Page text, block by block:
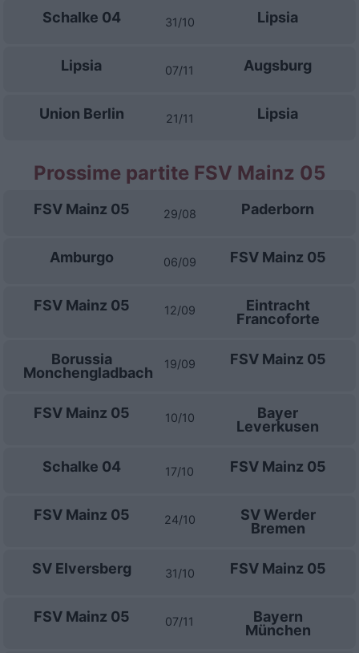
Schalke 04 31/10 Lipsia
Lipsia 07/11 Augsburg
Union Berlin 21/11 Lipsia
Prossime partite FSV Mainz 05
FSV Mainz 05 29/08 Paderborn
Amburgo 06/09 FSV Mainz 05
FSV Mainz 05 12/09
Eintracht
Francoforte
Borussia
Monchengladbach
19/09 FSV Mainz 05
FSV Mainz 05 10/10
Bayer
Leverkusen
Schalke 04 17/10 FSV Mainz 05
FSV Mainz 05 24/10
SV Werder
Bremen
SV Elversberg 31/10 FSV Mainz 05
FSV Mainz 05 07/11
Bayern
München